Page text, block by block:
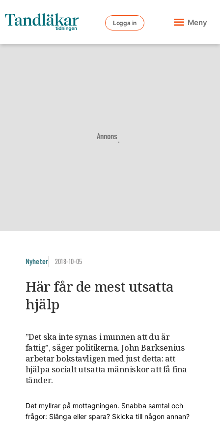
Logga in Meny
Annons
Nyheter 2018-10-05
Här får de mest utsatta
hjälp
”Det ska inte synas i munnen att du är
fattig”, säger politikerna. John Barksenius
arbetar bokstavligen med just detta: att
hjälpa ­socialt utsatta människor att få fina
tänder.
Det myllrar på mottagningen. Snabba samtal och
frågor: Slänga eller spara? Skicka till någon annan?